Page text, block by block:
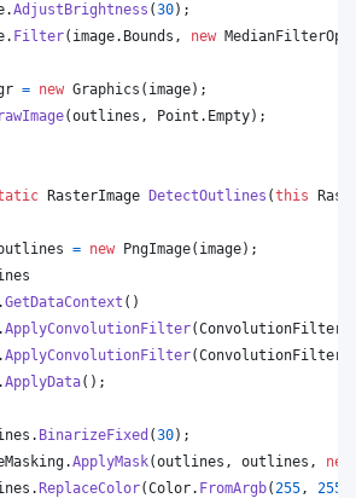
.AdjustBrightness (30) ;
. Filter( image. Bounds , new
= new Graphics ( image) ;
(outlines , Point . Empty) ;
RasterImage DetectOutlines (this
= new PngImage( image) ;
.GetDataContext ( )
.ApplyConvolutionFilter(
.ApplyConvolutionFilter(
.ApplyData( ) ;
. BinarizeFixed (30) ;
.ApplyMask(outlines , outlines ,
new
.ReplaceColor(Color. FromArgb( 255 , 255